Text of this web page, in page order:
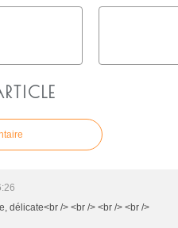
délicate<br /> <br /> <br /> <br />